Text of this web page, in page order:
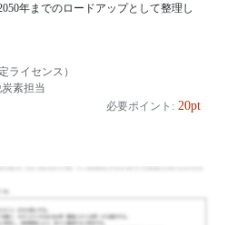
年までのロードアップとして整理し
ライセンス）
素担当
必要ポイント: 20pt